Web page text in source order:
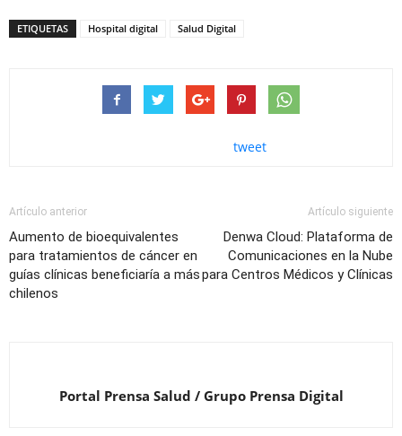
ETIQUETAS Hospital digital Salud Digital
tweet
Artículo anterior
Aumento de bioequivalentes
para tratamientos de cáncer en
guías clínicas beneficiaría a más
chilenos
Artículo siguiente
Denwa Cloud: Plataforma de
Comunicaciones en la Nube
para Centros Médicos y Clínicas
Portal Prensa Salud / Grupo Prensa Digital